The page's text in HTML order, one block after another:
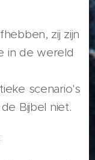
zij zijn
in de wereld
scenario's
Bijbel niet.